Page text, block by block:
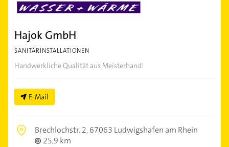
Hajok GmbH
SANITÄRINSTALLATIONEN
Handwerkliche Qualität aus Meisterhand!
E-Mail
Brechlochstr. 2,67063 Ludwigshafen am Rhein
25,9 km